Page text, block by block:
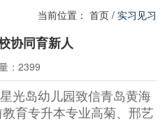
当前位置： 首页 / 实习见习
协同育新人
：2399
光岛幼儿园致信青岛黄海
育专升本专业高菊、邢艺